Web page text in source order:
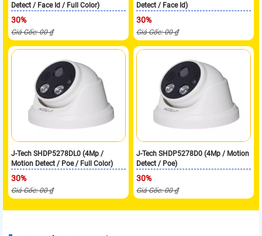
Detect / Face Id / Full Color)
30%
Giá Gốc: 00 ₫
Detect / Face Id)
30%
Giá Gốc: 00 ₫
J-Tech SHDP5278DL0 (4Mp /
Motion Detect / Poe / Full Color)
30%
Giá Gốc: 00 ₫
J-Tech SHDP5278D0 (4Mp / Motion
Detect / Poe)
30%
Giá Gốc: 00 ₫